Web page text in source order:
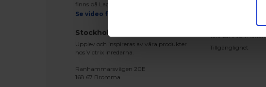
finns på Lagegatan 24 i Ängelholm
Se video från vårt showroom
Stockholm
Upplev och inspireras av våra produkter
hos Victrix inredarna.
Ranhammarsvägen 20E
168 67 Bromma
Teknisk information
Tillgänglighet